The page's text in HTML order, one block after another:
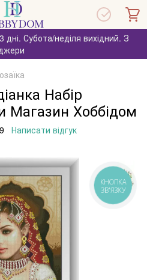
дні. Субота/неділя вихідний. З
Набір
Магазин Хоббідом
Написати відгук
КНОПКА
ЗВ'ЯЗКУ